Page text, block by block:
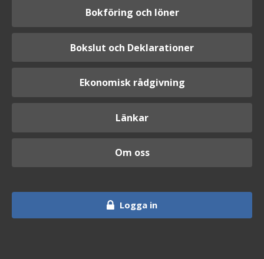
Bokföring och löner
Bokslut och Deklarationer
Ekonomisk rådgivning
Länkar
Om oss
Logga in